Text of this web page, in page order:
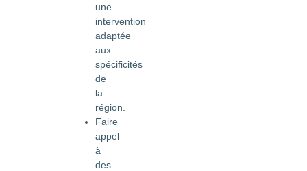
une
intervention
adaptée
aux
spécificités
de
la
région.
Faire
appel
à
des